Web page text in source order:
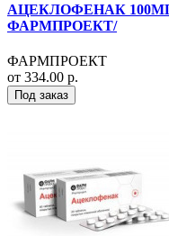
АЦЕКЛОФЕНАК
ФАРМПРОЕКТ/
ФАРМПРОЕКТ
от 334.00 р.
Под заказ